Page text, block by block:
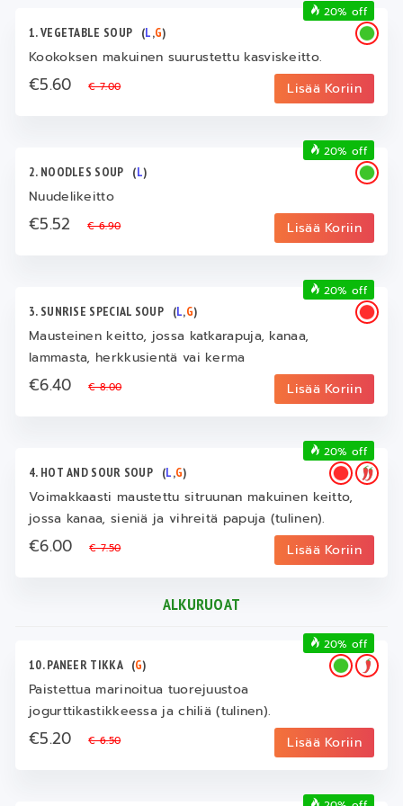
1. VEGETABLE SOUP (L,G)
Kookoksen makuinen suurustettu kasviskeitto.
€5.60€ 7.00 Lisää Koriin
20% off
2. NOODLES SOUP (L)
Nuudelikeitto
€5.52€ 6.90 Lisää Koriin
20% off
3. SUNRISE SPECIAL SOUP (L,G)
Mausteinen keitto, jossa katkarapuja, kanaa,
lammasta, herkkusientä vai kerma
€6.40€ 8.00 Lisää Koriin
20% off
4. HOT AND SOUR SOUP (L,G)
Voimakkaasti maustettu sitruunan makuinen keitto,
jossa kanaa, sieniä ja vihreitä papuja (tulinen).
€6.00€ 7.50 Lisää Koriin
20% off
ALKURUOAT
10. PANEER TIKKA (G)
Paistettua marinoitua tuorejuustoa
jogurttikastikkeessa ja chiliä (tulinen).
€5.20€ 6.50 Lisää Koriin
20% off